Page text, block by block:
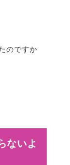
のですか
ないよ